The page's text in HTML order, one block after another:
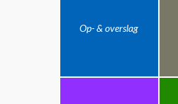
Op- & overslag